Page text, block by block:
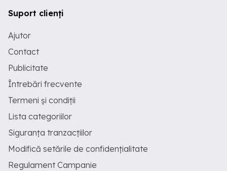
Suport clienți
Ajutor
Contact
Publicitate
Întrebări frecvente
Termeni și condiții
Lista categoriilor
Siguranța tranzacțiilor
Modifică setările de confidențialitate
Regulament Campanie